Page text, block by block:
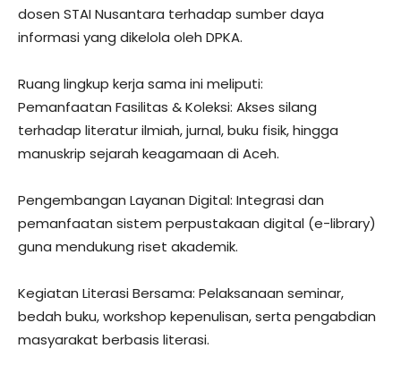
dosen STAI Nusantara terhadap sumber daya
informasi yang dikelola oleh DPKA.
Ruang lingkup kerja sama ini meliputi:
Pemanfaatan Fasilitas & Koleksi: Akses silang
terhadap literatur ilmiah, jurnal, buku fisik, hingga
manuskrip sejarah keagamaan di Aceh.
Pengembangan Layanan Digital: Integrasi dan
pemanfaatan sistem perpustakaan digital (e-library)
guna mendukung riset akademik.
Kegiatan Literasi Bersama: Pelaksanaan seminar,
bedah buku, workshop kepenulisan, serta pengabdian
masyarakat berbasis literasi.